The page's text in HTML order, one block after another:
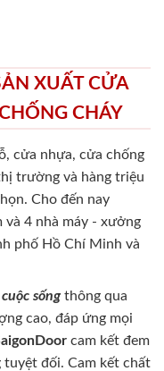
XUẤT CỬA
CHÁY
cửa nhựa, cửa chống
trường và hàng triệu
Cho đến nay
4 nhà máy - xưởng
phố Hồ Chí Minh và
sốngthông qua
cao, đáp ứng mọi
cam kết đem
tuyệt đối. Cam kết chất